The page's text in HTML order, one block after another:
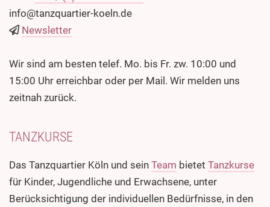
info@tanzquartier-koeln.de
Newsletter
Wir sind am besten telef. Mo. bis Fr. zw. 10:00 und
15:00 Uhr erreichbar oder per Mail. Wir melden uns
zeitnah zurück.
TANZKURSE
Das Tanzquartier Köln und sein Team bietet Tanzkurse
für Kinder, Jugendliche und Erwachsene, unter
Berücksichtigung der individuellen Bedürfnisse, in den